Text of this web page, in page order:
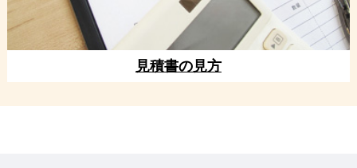
見積書の見方